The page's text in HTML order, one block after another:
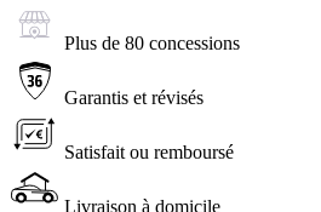
Plus de 80 concessions
Garantis et révisés
Satisfait ou remboursé
Livraison à domicile